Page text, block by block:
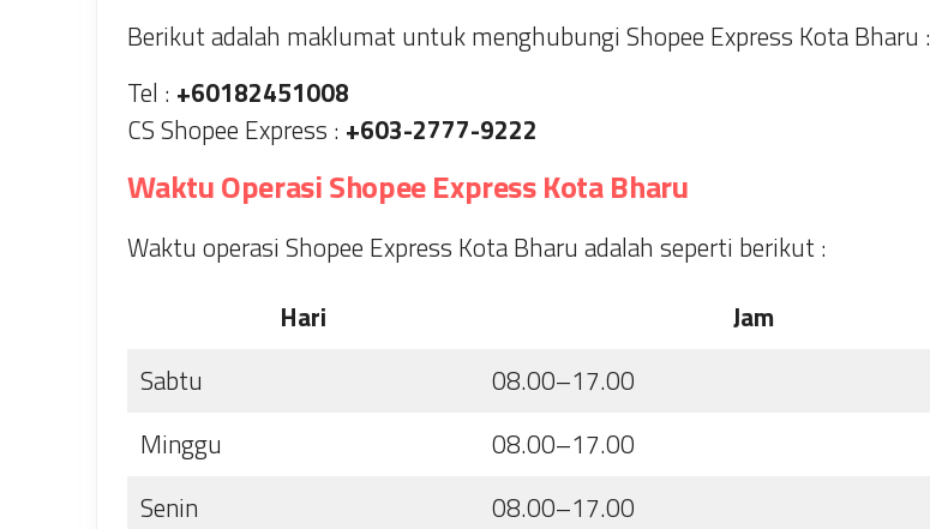
Berikut adalah maklumat untuk menghubungi Shopee Express Kota Bharu :
Tel : +60182451008
CS Shopee Express : +603-2777-9222
Waktu Operasi Shopee Express Kota Bharu
Waktu operasi Shopee Express Kota Bharu adalah seperti berikut :
Hari
Jam
Sabtu
08.00–17.00
Minggu
08.00–17.00
Senin
08.00–17.00